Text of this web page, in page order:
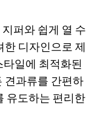
퍼와 쉽게 열 수
한 디자인으로 제
일에 최적화된
견과류를 간편하
유도하는 편리한